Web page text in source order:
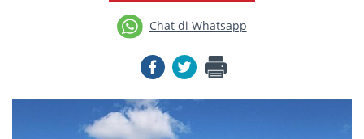
Chat di Whatsapp